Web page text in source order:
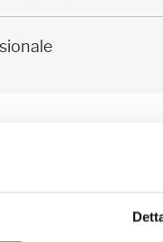
professionale
(BO) - La